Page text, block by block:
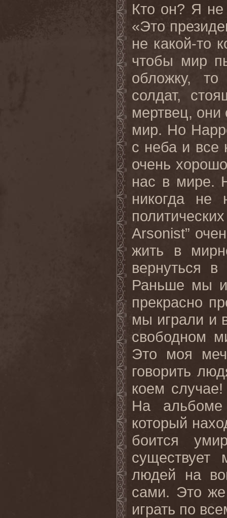
Кто он? Я
«Это
не какой-то
чтобы мир
обложку,
солдат,
мертвец, они
мир. Но
с неба и все
очень
нас в мире.
никогда не
Arsonist”
жить в
вернуться
Раньше мы
прекрасно
мы играли и
свободном
Это моя
говорить
коем
На альбоме
который
боится
существует
людей на
сами. Это
играть по